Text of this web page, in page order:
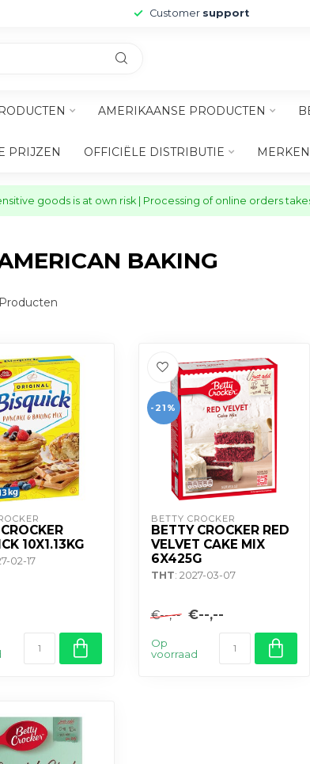
Customer support
AMERIKAANSE PRODUCTEN
PRIJZEN OFFICIËLE DISTRIBUTIE MERKEN
goods is at own risk | Processing of online orders
BAKING
Producten
10X1.13KG
02-17
-21%
BETTY CROCKER
BETTY CROCKER RED
VELVET CAKE MIX
6X425G
THT: 2027-03-07
€--,-- €--,--
Op
voorraad